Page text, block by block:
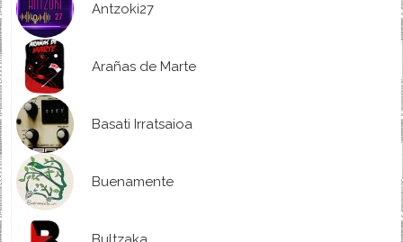
Antzoki27
Arañas de Marte
Basati Irratsaioa
Buenamente